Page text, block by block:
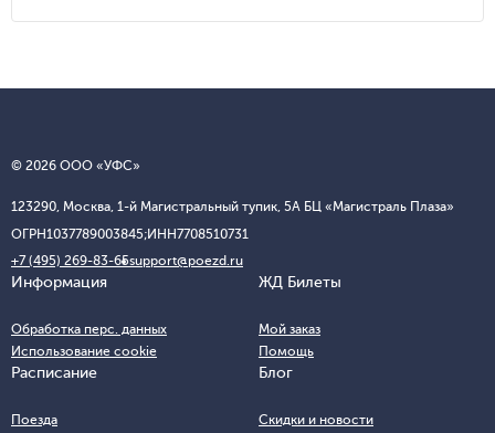
© 2026 ООО «УФС»
123290, Москва, 1-й Магистральный тупик, 5А БЦ «Магистраль Плаза»
ОГРН1037789003845;ИНН7708510731
+7 (495) 269-83-65support@poezd.ru
Информация
Обработка перс. данных
Использование cookie
ЖД Билеты
Мой заказ
Помощь
Расписание
Поезда
Блог
Скидки и новости